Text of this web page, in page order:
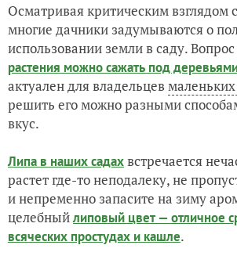
Осматривая критическим взглядом
многие дачники задумываются о
использовании земли в саду.
растения можно сажать под
актуален для владельцевмаленьких
решить его можно разными
вкус.
Липа в наших садахвстречается
растет где-то неподалеку, не
и непременно запасите на зиму
целебныйлиповый цвет — отличное
всяческих простудах и кашле.